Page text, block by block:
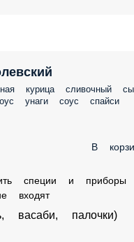
курица сливочный
унаги соус спайси
В
специи и
входят
васаби, палочки)